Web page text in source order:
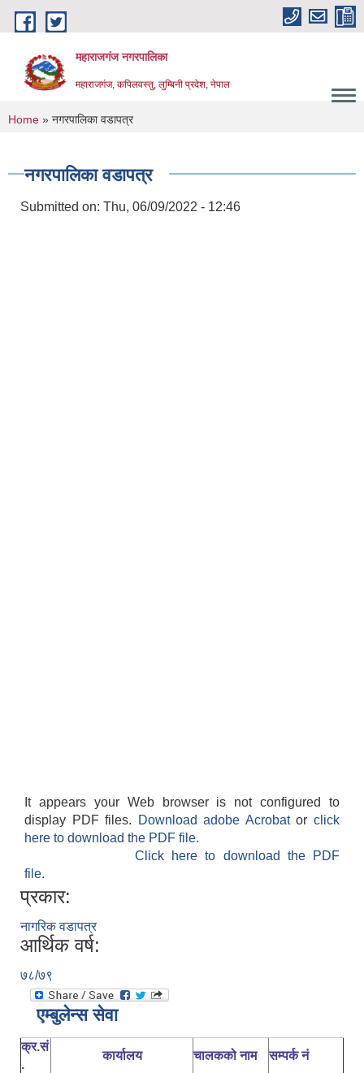
Skip to main content
महाराजगंज नगरपालिका
महाराजगंज, कपिलवस्तु, लुम्बिनी प्रदेश, नेपाल
You are here
Home » नगरपालिका वडापत्र
नगरपालिका वडापत्र
Submitted on: Thu, 06/09/2022 - 12:46
It appears your Web browser is not configured to
display PDF files.
Download adobe Acrobatorclick
here to download the PDF file.
Click here to download the PDF
file.
प्रकार:
नागरिक वडापत्र
आर्थिक वर्ष:
७८/७९
एम्बुलेन्स सेवा
क्र.सं
.
कार्यालय चालकको नाम सम्पर्क नं